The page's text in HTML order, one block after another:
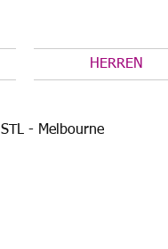
HERREN
STL - Melbourne